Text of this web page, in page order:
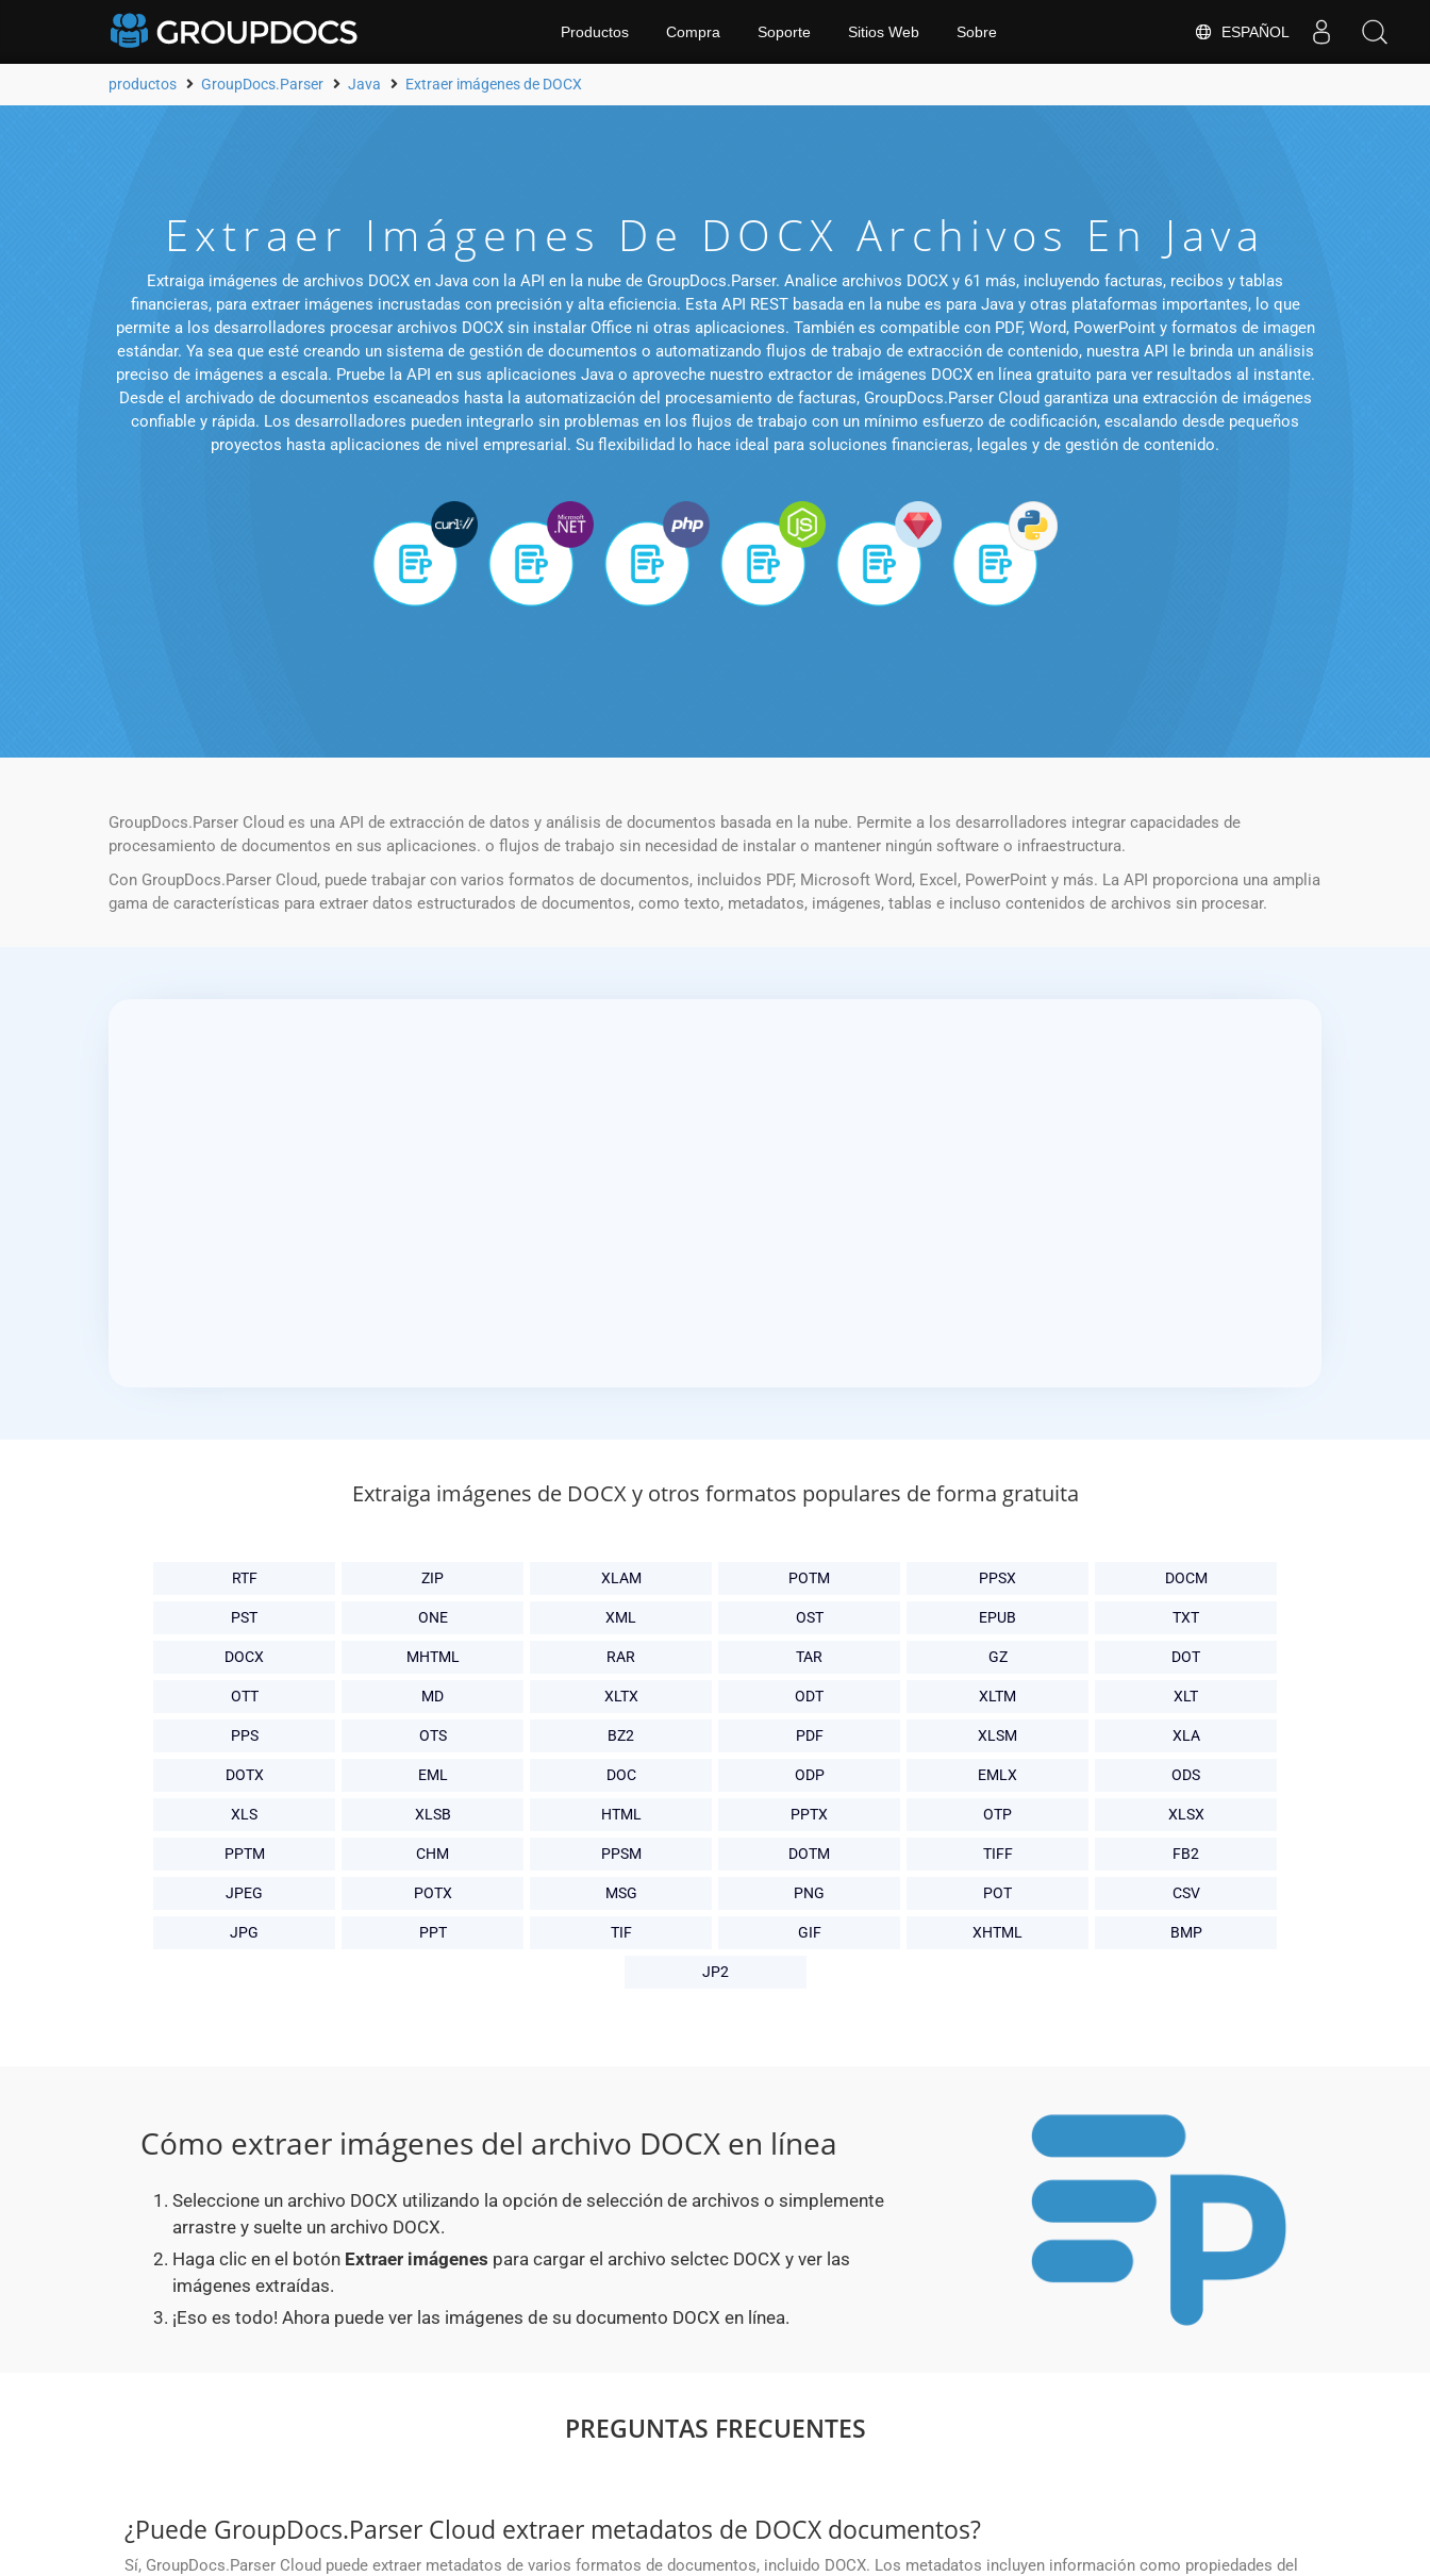
ESPAÑOL
Productos Compra Soporte Sitios Web Sobre
productos GroupDocs.Parser Java Extraer imágenes de DOCX
Extraer Imágenes De DOCX Archivos En Java
Extraiga imágenes de archivos DOCX en Java con la API en la nube de GroupDocs.Parser. Analice archivos DOCX y 61 más, incluyendo facturas, recibos y tablas
financieras, para extraer imágenes incrustadas con precisión y alta eficiencia. Esta API REST basada en la nube es para Java y otras plataformas importantes, lo que
permite a los desarrolladores procesar archivos DOCX sin instalar Office ni otras aplicaciones. También es compatible con PDF, Word, PowerPoint y formatos de imagen
estándar. Ya sea que esté creando un sistema de gestión de documentos o automatizando flujos de trabajo de extracción de contenido, nuestra API le brinda un análisis
preciso de imágenes a escala. Pruebe la API en sus aplicaciones Java o aproveche nuestro extractor de imágenes DOCX en línea gratuito para ver resultados al instante.
Desde el archivado de documentos escaneados hasta la automatización del procesamiento de facturas, GroupDocs.Parser Cloud garantiza una extracción de imágenes
confiable y rápida. Los desarrolladores pueden integrarlo sin problemas en los flujos de trabajo con un mínimo esfuerzo de codificación, escalando desde pequeños
proyectos hasta aplicaciones de nivel empresarial. Su flexibilidad lo hace ideal para soluciones financieras, legales y de gestión de contenido.
GroupDocs.Parser Cloud es una API de extracción de datos y análisis de documentos basada en la nube. Permite a los desarrolladores integrar capacidades de
procesamiento de documentos en sus aplicaciones. o flujos de trabajo sin necesidad de instalar o mantener ningún software o infraestructura.
Con GroupDocs.Parser Cloud, puede trabajar con varios formatos de documentos, incluidos PDF, Microsoft Word, Excel, PowerPoint y más. La API proporciona una amplia
gama de características para extraer datos estructurados de documentos, como texto, metadatos, imágenes, tablas e incluso contenidos de archivos sin procesar.
Extraiga imágenes de DOCX y otros formatos populares de forma gratuita
RTF ZIP XLAM POTM PPSX DOCM
PST ONE XML OST EPUB TXT
DOCX MHTML RAR TAR GZ DOT
OTT MD XLTX ODT XLTM XLT
PPS OTS BZ2 PDF XLSM XLA
DOTX EML DOC ODP EMLX ODS
XLS XLSB HTML PPTX OTP XLSX
PPTM CHM PPSM DOTM TIFF FB2
JPEG POTX MSG PNG POT CSV
JPG PPT TIF GIF XHTML BMP
JP2
Cómo extraer imágenes del archivo DOCX en línea
Seleccione un archivo DOCX utilizando la opción de selección de archivos o simplemente
arrastre y suelte un archivo DOCX.
Haga clic en el botón Extraer imágenes para cargar el archivo selctec DOCX y ver las
imágenes extraídas.
¡Eso es todo! Ahora puede ver las imágenes de su documento DOCX en línea.
PREGUNTAS FRECUENTES
¿Puede GroupDocs.Parser Cloud extraer metadatos de DOCX documentos?
Sí, GroupDocs.Parser Cloud puede extraer metadatos de varios formatos de documentos, incluido DOCX. Los metadatos incluyen información como propiedades del